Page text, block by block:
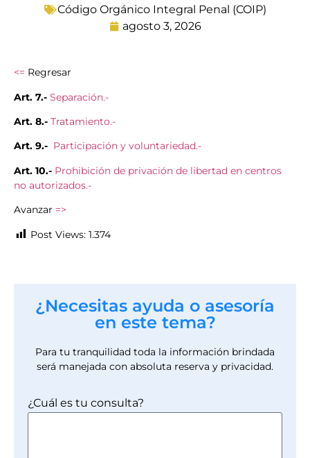
Código Orgánico Integral Penal (COIP)
agosto 3, 2026
<= Regresar
Art. 7.- Separación.-
Art. 8.- Tratamiento.-
Art. 9.- Participación y voluntariedad.-
Art. 10.- Prohibición de privación de libertad en centros
no autorizados.-
Avanzar =>
Post Views: 1.374
¿Necesitas ayuda o asesoría
en este tema?
Para tu tranquilidad toda la información brindada
será manejada con absoluta reserva y privacidad.
¿Cuál es tu consulta?